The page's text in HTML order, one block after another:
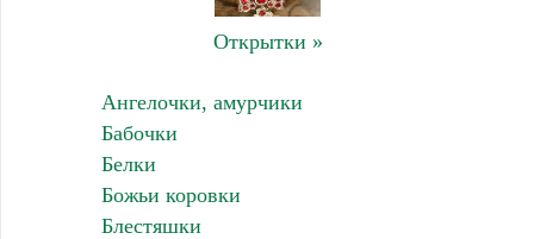
Открытки »
Ангелочки, амурчики
Бабочки
Белки
Божьи коровки
Блестяшки